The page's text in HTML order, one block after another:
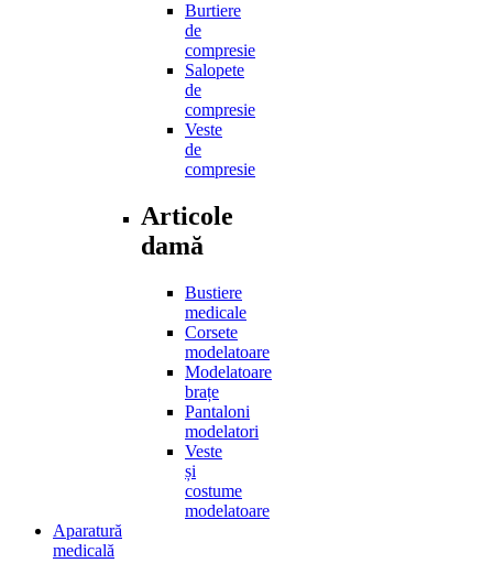
Burtiere
de
compresie
Salopete
de
compresie
Veste
de
compresie
Articole
damă
Bustiere
medicale
Corsete
modelatoare
Modelatoare
brațe
Pantaloni
modelatori
Veste
și
costume
modelatoare
Aparatură
medicală